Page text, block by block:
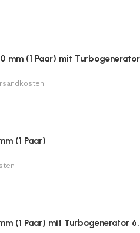
mm (1 Paar) mit
(1 Paar)
(1 Paar) mit Turbogenerator